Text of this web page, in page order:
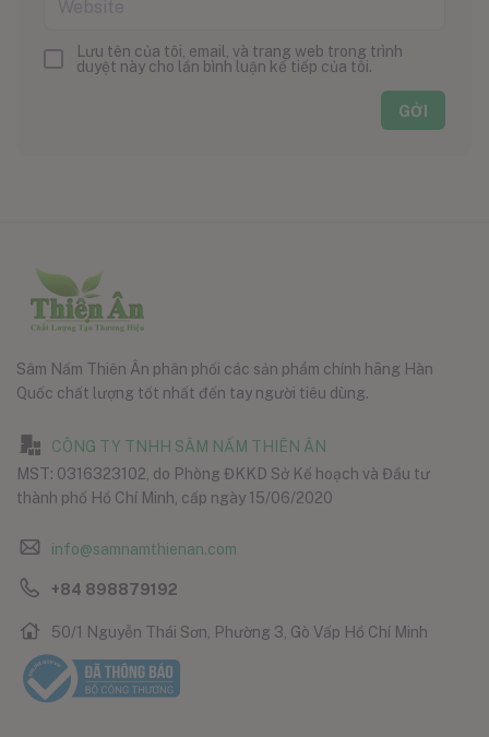
Lưu tên của tôi, email, và trang web trong trình
duyệt này cho lần bình luận kế tiếp của tôi.
Sâm Nấm Thiên Ân phân phối các sản phẩm chính hãng Hàn
Quốc chất lượng tốt nhất đến tay người tiêu dùng.
CÔNG TY TNHH SÂM NẤM THIÊN ÂN
MST: 0316323102, do Phòng ĐKKD Sở Kế hoạch và Đầu tư
thành phố Hồ Chí Minh, cấp ngày 15/06/2020
info@samnamthienan.com
+84 898879192
50/1 Nguyễn Thái Sơn, Phường 3, Gò Vấp Hồ Chí Minh